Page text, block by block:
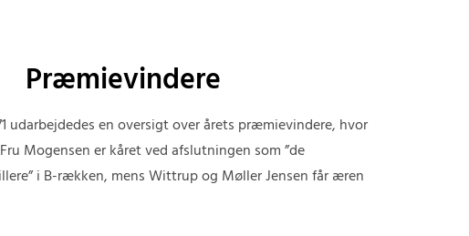
Præmievindere
udarbejdedes en oversigt over årets præmievindere, hvor
Mogensen er kåret ved afslutningen som ”de
i B-rækken, mens Wittrup og Møller Jensen får æren